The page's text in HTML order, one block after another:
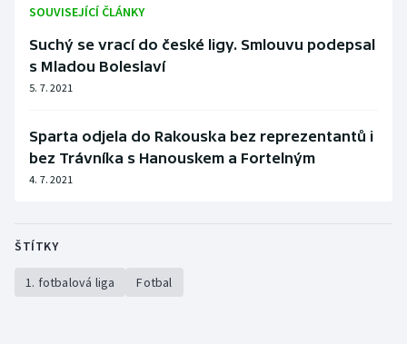
Krasobruslení
Lezení
Moderní pětiboj
Olympijské hry
Parasport
SOUVISEJÍCÍ ČLÁNKY
Suchý se vrací do české ligy. Smlouvu podepsal
s Mladou Boleslaví
5. 7. 2021
Sparta odjela do Rakouska bez reprezentantů i
bez Trávníka s Hanouskem a Fortelným
4. 7. 2021
ŠTÍTKY
1. fotbalová liga Fotbal